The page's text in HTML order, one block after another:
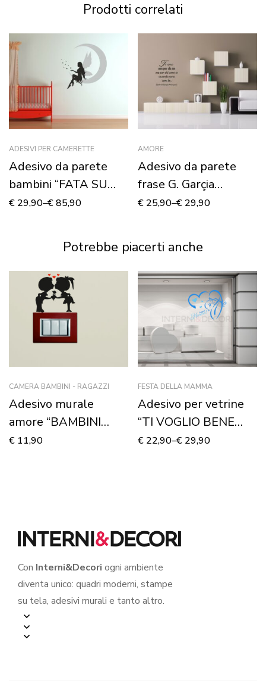
Prodotti correlati
ADESIVI PER CAMERETTE
Adesivo da parete
bambini “FATA SU
LUNA” – Adesivo
€ 29,90–€85,90
AMORE
Adesivo da parete
frase G. Garçia
Marquez “TI AMO
€ 25,90–€ 29,90
Potrebbe piacerti anche
CAMERA BAMBINI - RAGAZZI
Adesivo murale
amore “BAMBINI
INNAMORATI” – Mini
€ 11,90
FESTA DELLA MAMMA
Adesivo per vetrine
“TI VOGLIO BENE
MAMMA!” –
€ 22,90–€ 29,90
Con Interni&Decori ogni ambiente
diventa unico: quadri moderni, stampe
su tela, adesivi murali e tanto altro.